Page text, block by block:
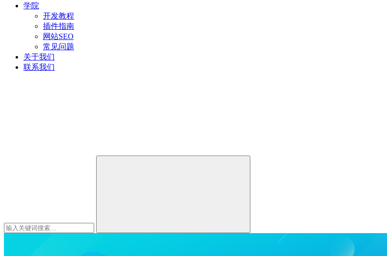
学院
开发教程
插件指南
网站SEO
常见问题
关于我们
联系我们